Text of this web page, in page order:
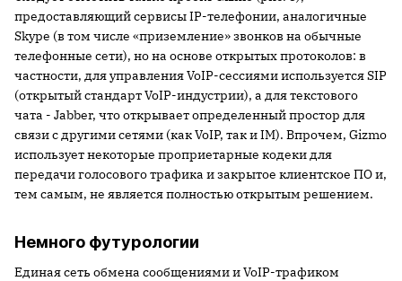
предоставляющий сервисы IP-телефонии, аналогичные
Skype (в том числе «приземление» звонков на обычные
телефонные сети), но на основе открытых протоколов: в
частности, для управления VoIP-сессиями используется SIP
(открытый стандарт VoIP-индустрии), а для текстового
чата - Jabber, что открывает определенный простор для
связи с другими сетями (как VoIP, так и IM). Впрочем, Gizmo
использует некоторые проприетарные кодеки для
передачи голосового трафика и закрытое клиентское ПО и,
тем самым, не является полностью открытым решением.
Немного футурологии
Единая сеть обмена сообщениями и VoIP-трафиком